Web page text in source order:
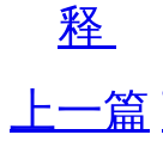
释
上一篇